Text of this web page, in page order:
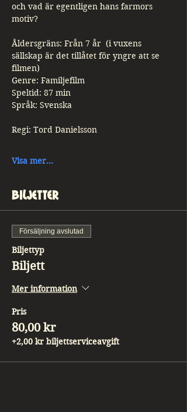
och vad är egentligen hans farmors
motiv?
Åldersgräns: Från 7 år  (i vuxens
sällskap är det tillåtet för yngre att se
filmen)
Genre: Familjefilm
Speltid: 87 min
Språk: Svenska
Regi: Tord Danielsson
Visa mer...
Biljetter
Försäljning avslutad
Biljettyp
Biljett
Mer information
Pris
80,00 kr
+2,00 kr biljettserviceavgift